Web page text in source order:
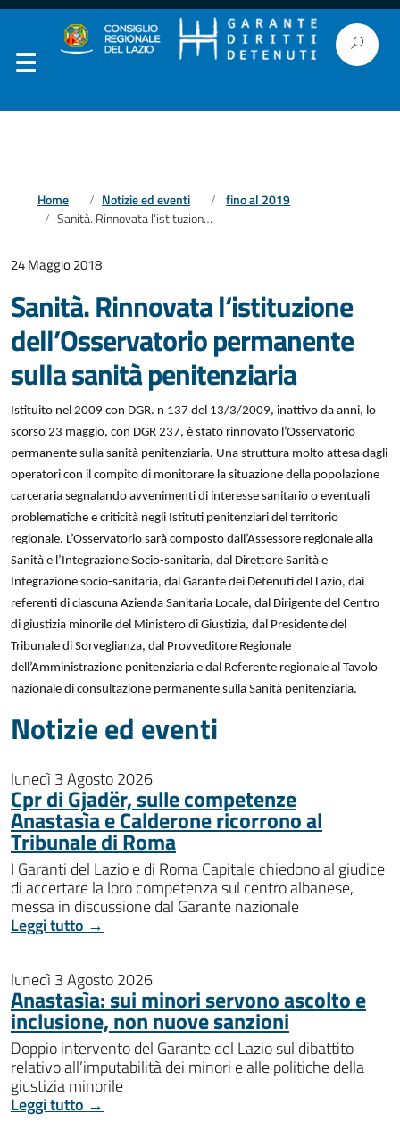
Home Notizie ed eventi
fino al 2019
Sanità. Rinnovata l‘istituzione dell’Osservatorio permanente sulla sanità penitenziaria
24 Maggio 2018
Sanità. Rinnovata l‘istituzione
dell’Osservatorio permanente
sulla sanità penitenziaria
Istituito nel 2009 con DGR. n 137 del 13/3/2009, inattivo da anni, lo
scorso 23 maggio, con DGR 237, è stato rinnovato l’Osservatorio
permanente sulla sanità penitenziaria. Una struttura molto attesa dagli
operatori con il compito di monitorare la situazione della popolazione
carceraria segnalando avvenimenti di interesse sanitario o eventuali
problematiche e criticità negli Istituti penitenziari del territorio
regionale. L’Osservatorio sarà composto dall’Assessore regionale alla
Sanità e l’Integrazione Socio-sanitaria, dal Direttore Sanità e
Integrazione socio-sanitaria, dal Garante dei Detenuti del Lazio, dai
referenti di ciascuna Azienda Sanitaria Locale, dal Dirigente del Centro
di giustizia minorile del Ministero di Giustizia, dal Presidente del
Tribunale di Sorveglianza, dal Provveditore Regionale
dell’Amministrazione penitenziaria e dal Referente regionale al Tavolo
nazionale di consultazione permanente sulla Sanità penitenziaria.
Notizie ed eventi
lunedì 3 Agosto 2026
Cpr di Gjadër, sulle competenze
Anastasìa e Calderone ricorrono al
Tribunale di Roma
I Garanti del Lazio e di Roma Capitale chiedono al giudice
di accertare la loro competenza sul centro albanese,
messa in discussione dal Garante nazionale
Leggi tutto →
lunedì 3 Agosto 2026
Anastasìa: sui minori servono ascolto e
inclusione, non nuove sanzioni
Doppio intervento del Garante del Lazio sul dibattito
relativo all’imputabilità dei minori e alle politiche della
giustizia minorile
Leggi tutto →